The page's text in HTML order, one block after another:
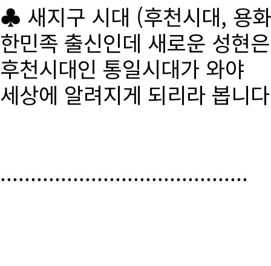
♣ 새지구 시대 (후천시대, 용
한민족 출신인데 새로운 성현
후천시대인 통일시대가 와야
세상에 알려지게 되리라 봅니
.........................................